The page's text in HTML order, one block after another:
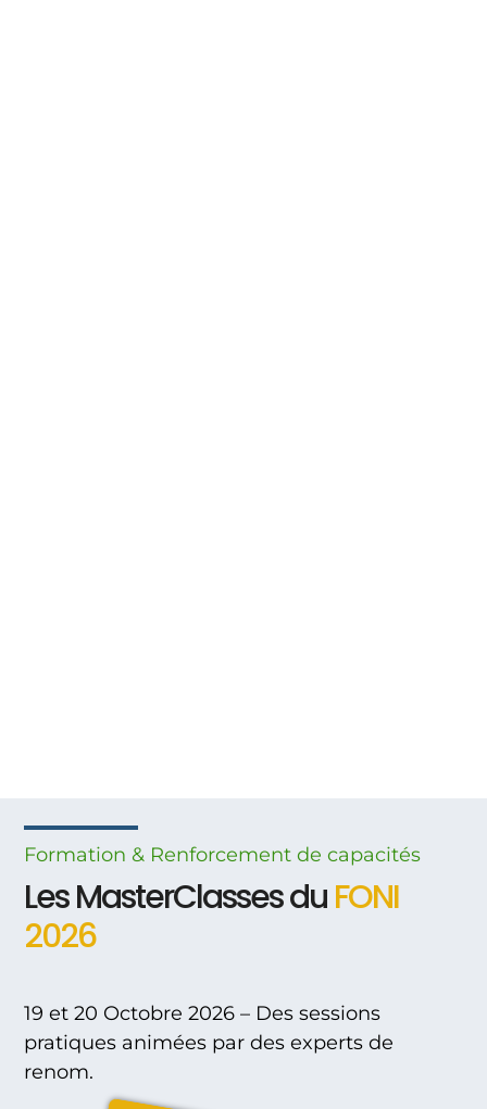
Formation & Renforcementde capacités
Les MasterClasses duFONI
2026
19 et 20 Octobre 2026 – Des sessions
pratiques animées par des experts de
renom.